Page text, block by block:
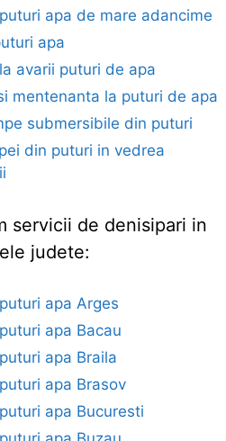
apa de mare adancime
apa
avarii puturi de apa
mentenanta la puturi de apa
submersibile din puturi
din puturi in vedrea
servicii de denisipari in
judete:
apa Arges
apa Bacau
apa Braila
apa Brasov
apa Bucuresti